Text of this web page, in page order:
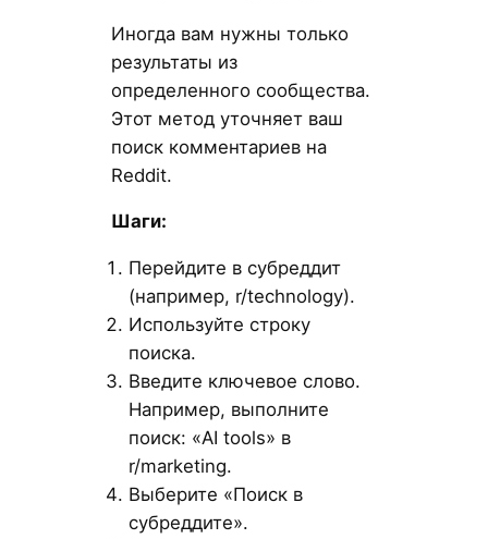
Иногда вам нужны только
результаты из
определенного сообщества.
Этот метод уточняет ваш
поиск комментариев на
Reddit.
Шаги:
Перейдите в субреддит
(например, r/technology).
Используйте строку
поиска.
Введите ключевое слово.
Например, выполните
поиск: «AI tools» в
r/marketing.
Выберите «Поиск в
субреддите».